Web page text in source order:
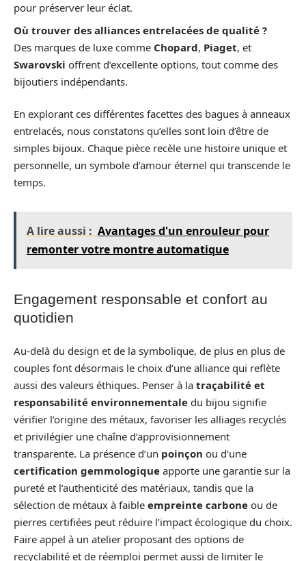
pour préserver leur éclat.
Où trouver des alliances entrelacées de qualité ?
Des marques de luxe comme Chopard, Piaget, et
Swarovski offrent d’excellente options, tout comme des
bijoutiers indépendants.
En explorant ces différentes facettes des bagues à anneaux
entrelacés, nous constatons qu’elles sont loin d’être de
simples bijoux. Chaque pièce recèle une histoire unique et
personnelle, un symbole d’amour éternel qui transcende le
temps.
A lire aussi : Avantages d'un enrouleur pour
remonter votre montre automatique
Engagement responsable et confort au
quotidien
Au-delà du design et de la symbolique, de plus en plus de
couples font désormais le choix d’une alliance qui reflète
aussi des valeurs éthiques. Penser à la traçabilité et
responsabilité environnementale du bijou signifie
vérifier l’origine des métaux, favoriser les alliages recyclés
et privilégier une chaîne d’approvisionnement
transparente. La présence d’un poinçon ou d’une
certification gemmologique apporte une garantie sur la
pureté et l’authenticité des matériaux, tandis que la
sélection de métaux à faible empreinte carbone ou de
pierres certifiées peut réduire l’impact écologique du choix.
Faire appel à un atelier proposant des options de
recyclabilité et de réemploi permet aussi de limiter le